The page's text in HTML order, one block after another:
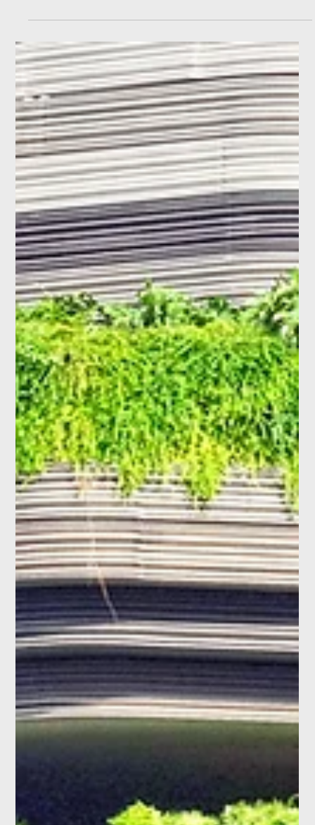
Brigitte Klefisch
21 ott 2025
Tempo di lettura: 2 min
Nuovi voli diretti da Monaco alla Corsica
Dall’11 giugno 2026, Air Corsica volerà due volte a settimana da
Monaco di Baviera ad Ajaccio. Scopri la Corsica: spiagge,
borghi e gioia di vivere mediterranea.